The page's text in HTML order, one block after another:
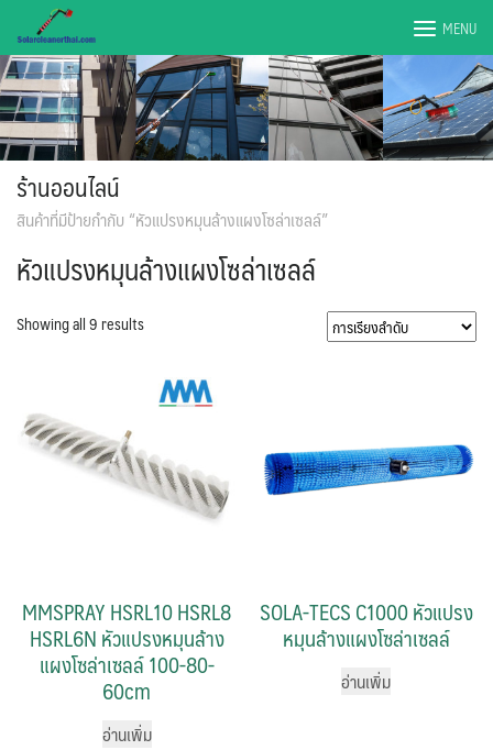
content
MENU
ร้านออนไลน์
สินค้าที่มีป้ายกำกับ “หัวแปรงหมุนล้างแผงโซล่าเซลล์”
หัวแปรงหมุนล้างแผงโซล่าเซลล์
Showing all 9 results
MMSPRAY HSRL10 HSRL8
HSRL6N หัวแปรงหมุนล้าง
แผงโซล่าเซลล์ 100-80-
60cm
อ่านเพิ่ม
SOLA-TECS C1000 หัวแปรง
หมุนล้างแผงโซล่าเซลล์
อ่านเพิ่ม